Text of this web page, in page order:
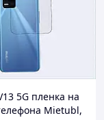
5G пленка на
Mietubl,